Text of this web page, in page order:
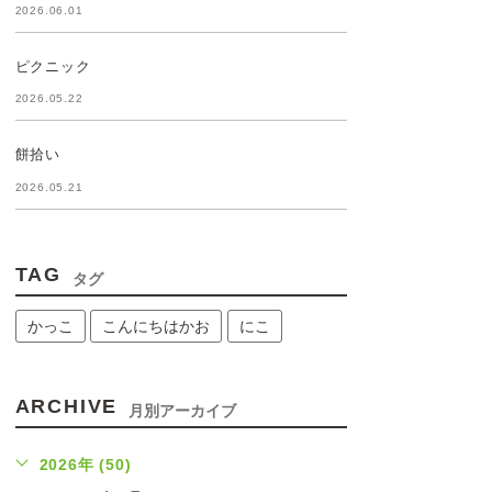
2026.06.01
ピクニック
2026.05.22
餅拾い
2026.05.21
TAG タグ
かっこ こんにちはかお にこ
ARCHIVE 月別アーカイブ
2026年 (50)